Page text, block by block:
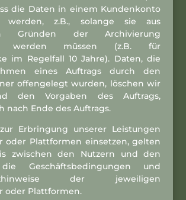
die Daten in einem Kundenkonto
werden, z.B., solange sie aus
Gründen der Archivierung
werden müssen (z.B. für
im Regelfall 10 Jahre). Daten, die
eines Auftrags durch den
offengelegt wurden, löschen wir
den Vorgaben des Auftrags,
nach Ende des Auftrags.
Erbringung unserer Leistungen
oder Plattformen einsetzen, gelten
zwischen den Nutzern und den
Geschäftsbedingungen und
der jeweiligen
oder Plattformen.